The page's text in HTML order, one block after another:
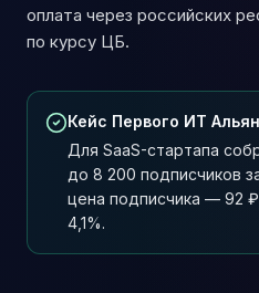
оплата через российских
по курсу ЦБ.
Кейс Первого ИТ
Для SaaS-стартапа
до 8 200 подписчиков
цена подписчика — 92
4,1%.